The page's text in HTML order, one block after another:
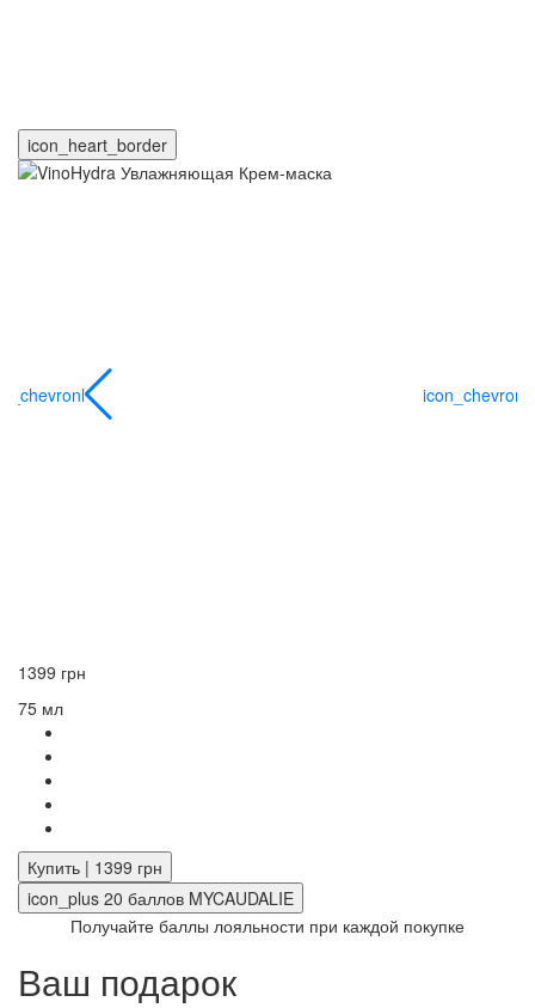
icon_heart_border
icon_chevronl
1399 грн
75 мл
Купить | 1399 грн
icon_plus 20 баллов MYCAUDALIE
Получайте баллы лояльности при каждой покупке
Ваш подарок